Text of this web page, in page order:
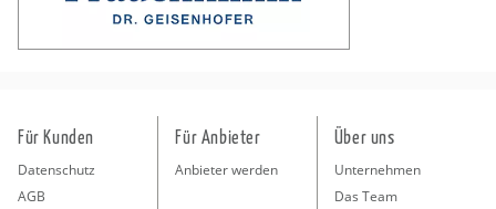
Für Kunden
Datenschutz
AGB
Für Anbieter
Anbieter werden
Über uns
Unternehmen
Das Team